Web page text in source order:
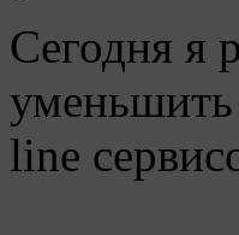
Сегодня я
line